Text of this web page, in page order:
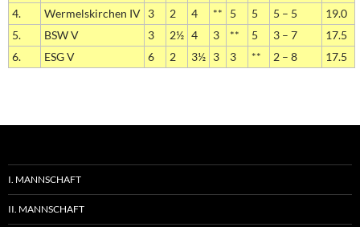
4.
Wermelskirchen IV 3 2 4 ** 5 5 5 – 5
19.0
5.
BSW V 3 2½ 4 3 ** 5 3 – 7
17.5
6.
ESG V 6 2 3½ 3 3 ** 2 – 8 17.5
I. MANNSCHAFT
II. MANNSCHAFT